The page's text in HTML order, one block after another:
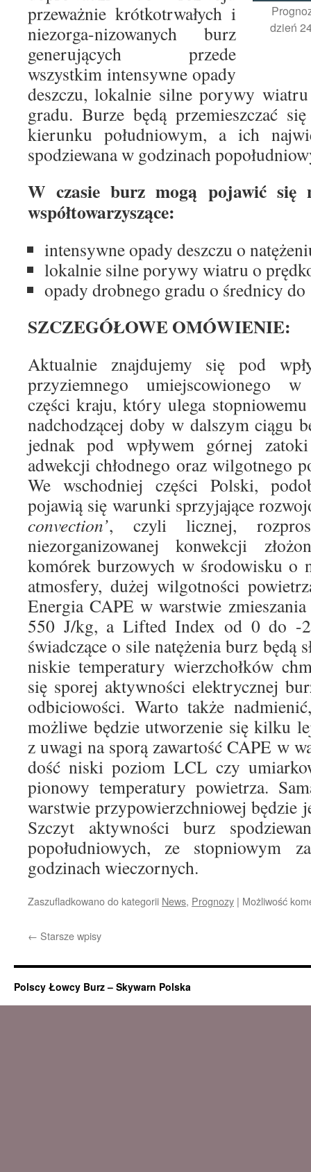
dzień
przeważnie krótkotrwałych i
niezorga-nizowanych burz
generujących przede
wszystkim intensywne opady
deszczu, lokalnie silne porywy
gradu. Burze będą przemieszczać
kierunku południowym, a ich
spodziewana w godzinach
W czasie burz mogą pojawić się
współtowarzyszące:
intensywne opady deszczu o
lokalnie silne porywy wiatru o
opady drobnego gradu o średnicy
SZCZEGÓŁOWE OMÓWIENIE:
Aktualnie znajdujemy się pod
przyziemnego umiejscowionego w
części kraju, który ulega
nadchodzącej doby w dalszym ciągu
jednak pod wpływem górnej
adwekcji chłodnego oraz wilgotnego
We wschodniej części Polski,
pojawią się warunki sprzyjające
convection’, czyli licznej,
niezorganizowanej konwekcji
komórek burzowych w środowisku o
atmosfery, dużej wilgotności
Energia CAPE w warstwie
550 J/kg, a Lifted Index od 0 do -2.
świadczące o sile natężenia burz będą
niskie temperatury wierzchołków
się sporej aktywności elektrycznej
odbiciowości. Warto także
możliwe będzie utworzenie się kilku
z uwagi na sporą zawartość CAPE w
dość niski poziom LCL czy
pionowy temperatury powietrza.
warstwie przypowierzchniowej będzie
Szczyt aktywności burz
popołudniowych, ze stopniowym
godzinach wieczornych.
Zaszufladkowano do kategorii News, Prognozy | Możliwość
← Starsze wpisy
Polscy Łowcy Burz – Skywarn Polska